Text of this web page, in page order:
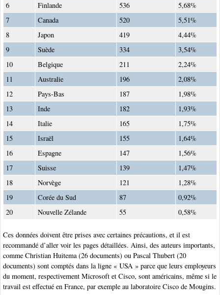
6
Finlande 536
5,68%
7
Canada 520
5,51%
8
Japon 419
4,44%
9
Suède 334
3,54%
10
Belgique 211
2,24%
11
Australie 196
2,08%
12
Pays-Bas 187
1,98%
13
Inde 182
1,93%
14
Italie 165
1,75%
15
Israël 155
1,64%
16
Espagne 147
1,56%
17
Suisse 139
1,47%
18
Norvège 121
1,28%
19
Corée du Sud 87
0,92%
20
Nouvelle Zélande 55 0,58%
Ces données doivent être prises avec certaines précautions, et il est
recommandé d’aller voir les pages détaillées. Ainsi, des auteurs importants,
comme Christian Huitema (26 documents) ou Pascal Thubert (20
documents) sont comptés dans la ligne « USA » parce que leurs employeurs
du moment, respectivement Microsoft et Cisco, sont américains, même si le
travail est effectué en France, par exemple au laboratoire Cisco de Mougins.